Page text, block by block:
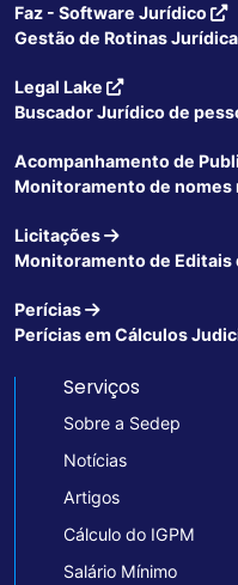
Faz - Software Jurídico
Gestão de Rotinas
Legal Lake
Buscador Jurídico de
Acompanhamento de
Monitoramento de nomes
Licitações
Monitoramento de Editais
Perícias
Perícias em Cálculos
Serviços
Sobre a Sedep
Notícias
Artigos
Cálculo do IGPM
Salário Mínimo